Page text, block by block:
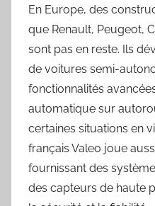
En Europe, des
que Renault, Peugeot,
sont pas en reste. Ils
de voitures semi-
fonctionnalités
automatique sur
certaines situations en
français Valeo joue
fournissant des
des capteurs de haute